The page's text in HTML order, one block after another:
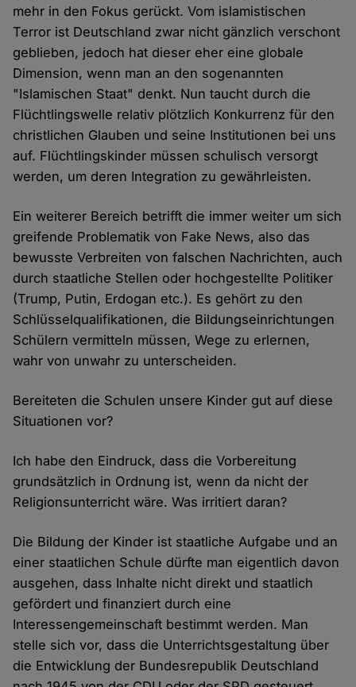
mehr in den Fokus gerückt. Vom islamistischen
Terror ist Deutschland zwar nicht gänzlich verschont
geblieben, jedoch hat dieser eher eine globale
Dimension, wenn man an den sogenannten
"Islamischen Staat" denkt. Nun taucht durch die
Flüchtlingswelle relativ plötzlich Konkurrenz für den
christlichen Glauben und seine Institutionen bei uns
auf. Flüchtlingskinder müssen schulisch versorgt
werden, um deren Integration zu gewährleisten.
Ein weiterer Bereich betrifft die immer weiter um sich
greifende Problematik von Fake News, also das
bewusste Verbreiten von falschen Nachrichten, auch
durch staatliche Stellen oder hochgestellte Politiker
(Trump, Putin, Erdogan etc.). Es gehört zu den
Schlüsselqualifikationen, die Bildungseinrichtungen
Schülern vermitteln müssen, Wege zu erlernen,
wahr von unwahr zu unterscheiden.
Bereiteten die Schulen unsere Kinder gut auf diese
Situationen vor?
Ich habe den Eindruck, dass die Vorbereitung
grundsätzlich in Ordnung ist, wenn da nicht der
Religionsunterricht wäre. Was irritiert daran?
Die Bildung der Kinder ist staatliche Aufgabe und an
einer staatlichen Schule dürfte man eigentlich davon
ausgehen, dass Inhalte nicht direkt und staatlich
gefördert und finanziert durch eine
Interessengemeinschaft bestimmt werden. Man
stelle sich vor, dass die Unterrichtsgestaltung über
die Entwicklung der Bundesrepublik Deutschland